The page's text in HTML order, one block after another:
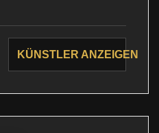
KÜNSTLER ANZEIGEN